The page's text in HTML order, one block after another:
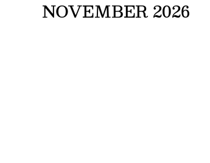
NOVEMBER 2026